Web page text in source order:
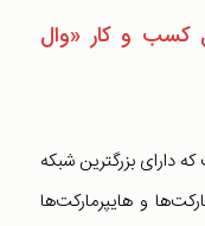
کسب و کار «وال
دارای بزرگترین شبکه
و هایپرمارکت‌ها